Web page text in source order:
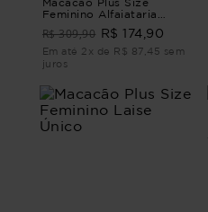
Feminino Alfaiataria
Florença MACACÃO
ALFAIATARIA FLORENÇA
G4 - 54
R$ 309,90 R$ 174,90
Em até 2x de R$ 87,45 sem
juros